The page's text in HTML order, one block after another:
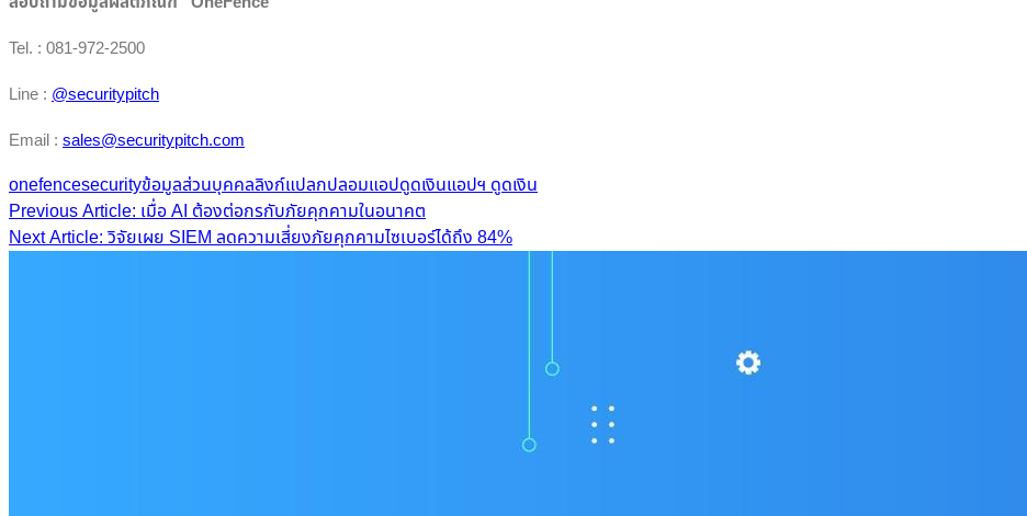
Tel. : 081-972-2500
Line : @securitypitch
Email : sales@securitypitch.com
onefencesecurityข้อมูลส่วนบุคคลลิงก์แปลกปลอมแอปดูดเงินแอปฯ ดูดเงิน
Post
navigation
Previous Article: เมื่อ AI ต้องต่อกรกับภัยคุกคามในอนาคต
Next Article: วิจัยเผย SIEM ลดความเสี่ยงภัยคุกคามไซเบอร์ได้ถึง 84%